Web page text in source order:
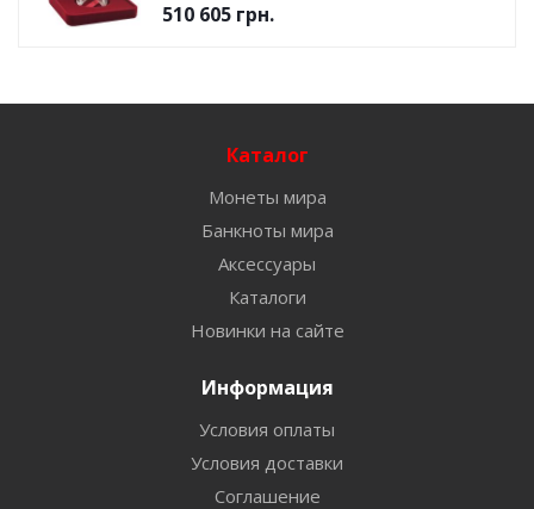
510 605 грн.
Каталог
Монеты мира
Банкноты мира
Аксессуары
Каталоги
Новинки на сайте
Информация
Условия оплаты
Условия доставки
Соглашение